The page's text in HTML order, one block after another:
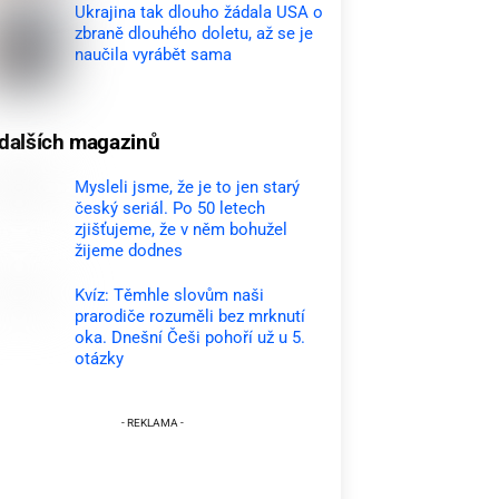
Ukrajina tak dlouho žádala USA o
zbraně dlouhého doletu, až se je
naučila vyrábět sama
magazinů
Mysleli jsme, že je to jen starý
český seriál. Po 50 letech
zjišťujeme, že v něm bohužel
žijeme dodnes
Kvíz: Těmhle slovům naši
prarodiče rozuměli bez mrknutí
oka. Dnešní Češi pohoří už u 5.
otázky